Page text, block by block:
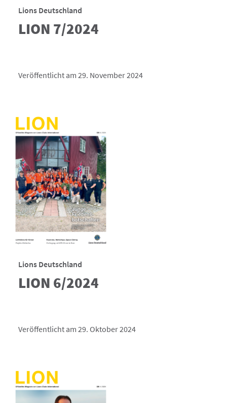
Lions Deutschland
LION 7/2024
Veröffentlicht am 29. November 2024
Lions Deutschland
LION 6/2024
Veröffentlicht am 29. Oktober 2024